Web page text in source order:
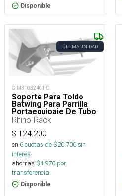
Disponible
ÚLTIMA UNIDAD
GIM31032401-C
Soporte Para Toldo
Batwing Para Parrilla
Portaequipaje De Tubo
Rhino-Rack
$ 124.200
en 6cuotas de $20.700sin
interés
ahorras $4.970 por
transferencia.
Disponible